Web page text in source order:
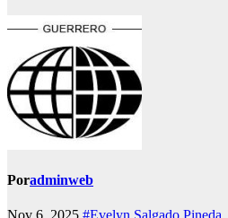
Poradminweb